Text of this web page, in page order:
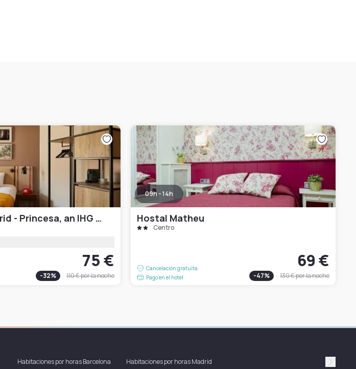
Hotel Indigo Madrid - Princesa, an IHG Hotel
75 €
-32% 110 €por la noche
09h - 14h
Hostal Matheu
Centro
Cancelación gratuita
Pago en el hotel
69 €
-47% 130 €por la noche
Habitaciones por horas Barcelona Habitaciones por horas Madrid